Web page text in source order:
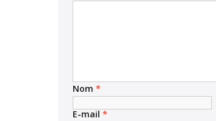
Nom *
E-mail *